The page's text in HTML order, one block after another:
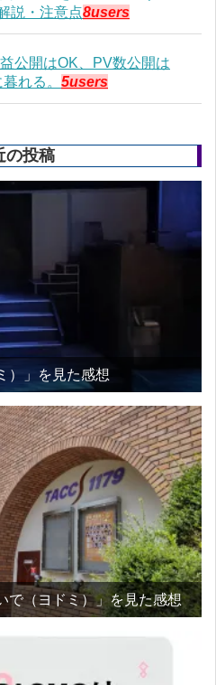
説・注意点8users
公開はOK、PV数公開は
れる。 5users
の投稿
）」を見た感想
で（ヨドミ）」を見た感想